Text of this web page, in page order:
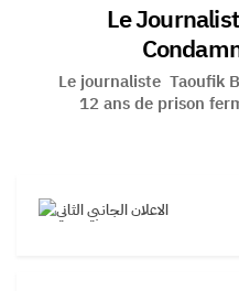
Le
Le journaliste Taoufik
12 ans de prison